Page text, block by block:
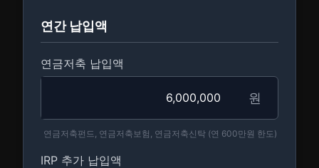
연간 납입액
연금저축 납입액
원
연금저축펀드, 연금저축보험, 연금저축신탁 (연 600만원 한도)
IRP 추가 납입액